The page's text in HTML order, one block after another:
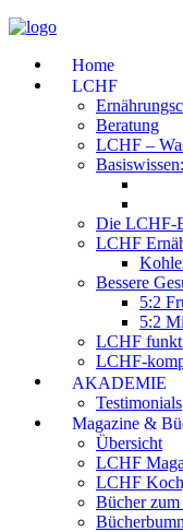
Home
LCHF
Beratung
LCHF –
Die LCHF-
LCHF
Bessere
5:2
5:2
LCHF
LCHF-
AKADEMIE
Testimonials
Magazine &
Übersicht
LCHF
LCHF
Bücher